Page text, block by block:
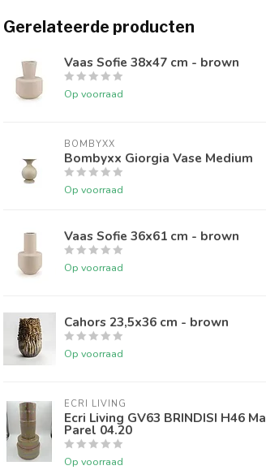
Gerelateerde producten
Vaas Sofie 38x47 cm - brown
Op voorraad
BOMBYXX
Bombyxx Giorgia Vase Medium
Op voorraad
Vaas Sofie 36x61 cm - brown
Op voorraad
Cahors 23,5x36 cm - brown
Op voorraad
ECRI LIVING
Ecri Living GV63 BRINDISI H46
Parel 04.20
Op voorraad